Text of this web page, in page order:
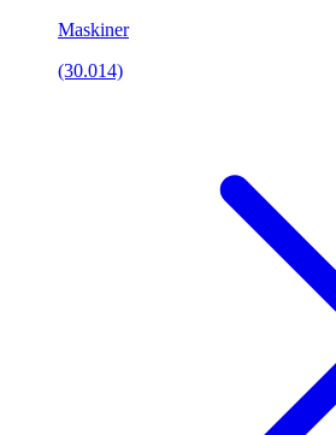
Maskiner
(30.014)